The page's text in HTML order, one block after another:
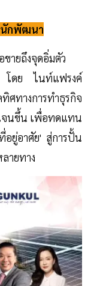
นักพัฒนา
ายถึงจุดอิ่มตัว
โดย ไนท์แฟรงค์
ศทางการทำธุรกิจ
จนขึ้น เพื่อทดแทน
อยู่อาศัย' สู่การปั้น
ายทาง